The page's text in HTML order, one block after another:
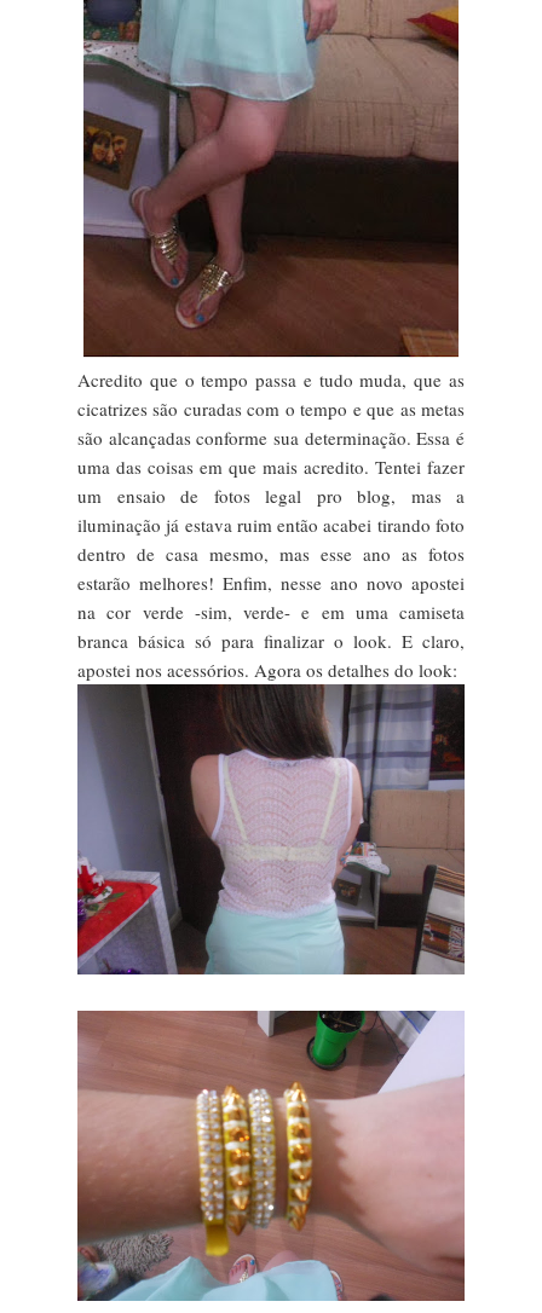
Acredito que o tempo passa e tudo muda, que as
cicatrizes são curadas com o tempo e que as metas
são alcançadas conforme sua determinação. Essa é
uma das coisas em que mais acredito. Tentei fazer
um ensaio de fotos legal pro blog, mas a
iluminação já estava ruim então acabei tirando foto
dentro de casa mesmo, mas esse ano as fotos
estarão melhores! Enfim, nesse ano novo apostei
na cor verde -sim, verde- e em uma camiseta
branca básica só para finalizar o look. E claro,
apostei nos acessórios. Agora os detalhes do look: